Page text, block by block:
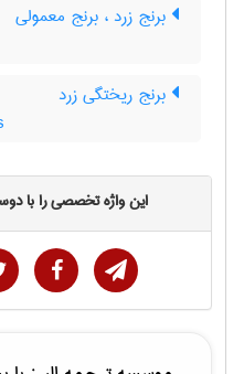
برنج زرد ، برنج معمولی
برنج ریختگی زرد
این واژه تخصصی را با